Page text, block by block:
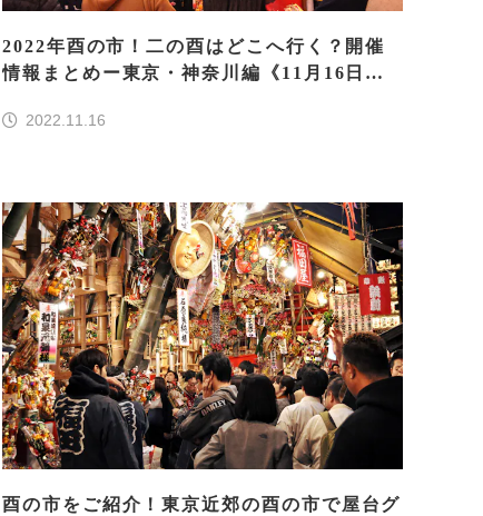
2022年酉の市！二の酉はどこへ行く？開催
情報まとめー東京・神奈川編《11月16日更
2022.11.16
酉の市をご紹介！東京近郊の酉の市で屋台グ